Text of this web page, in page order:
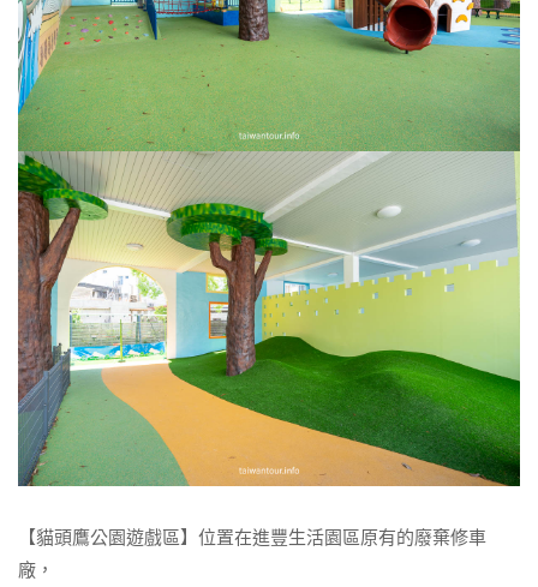
【貓頭鷹公園遊戲區】位置在進豐生活園區原有的廢棄修車
廠，